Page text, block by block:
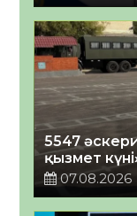
5547
қызмет
07.08.2026